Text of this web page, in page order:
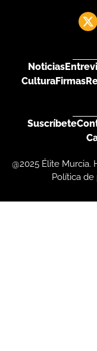
Noticias
CulturaFirmas
Suscríbete
@2025 Élite Murcia.
Política de